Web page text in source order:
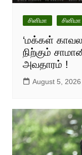
சினிமா
‘மக்கள்
நிற்கும்
அவதாரம் !
August 5, 2026